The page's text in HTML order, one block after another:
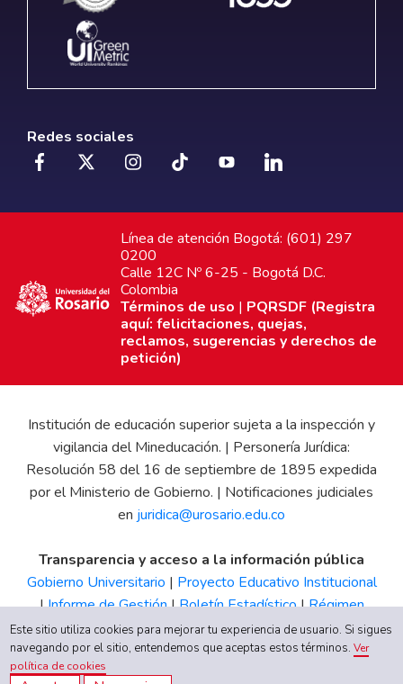
Redes sociales
Línea de atención Bogotá: (601) 297
0200
Calle 12C Nº 6-25 - Bogotá D.C.
Colombia
Términos de uso | PQRSDF (Registra
aquí: felicitaciones, quejas,
reclamos, sugerencias y derechos de
petición)
Institución de educación superior sujeta a la inspección y
vigilancia del Mineducación. | Personería Jurídica:
Resolución 58 del 16 de septiembre de 1895 expedida
por el Ministerio de Gobierno. | Notificaciones judiciales
en juridica@urosario.edu.co
Transparencia y acceso a la información pública
Gobierno Universitario | Proyecto Educativo Institucional
|Informe de Gestión|Boletín Estadístico|Régimen
Tributario|Estados Financieros |Código de Ética| Canal
de Integridad UR
Este sitio utiliza cookies para mejorar tu experiencia de usuario. Si sigues
navegando por el sitio, entendemos que aceptas estos términos.Ver
política de cookies